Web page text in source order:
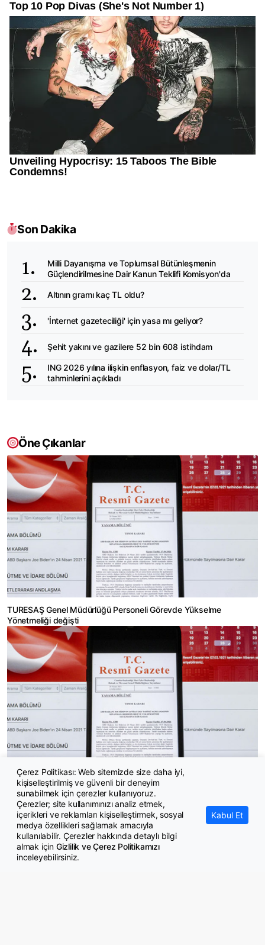
Son Dakika
Milli Dayanışma ve Toplumsal Bütünleşmenin
Güçlendirilmesine Dair Kanun Teklifi Komisyon'da
Altının gramı kaç TL oldu?
'İnternet gazeteciliği' için yasa mı geliyor?
Şehit yakını ve gazilere 52 bin 608 istihdam
ING 2026 yılına ilişkin enflasyon, faiz ve dolar/TL
tahminlerini açıkladı
Öne Çıkanlar
TURESAŞ Genel Müdürlüğü Personeli Görevde Yükselme
Yönetmeliği değişti
Jandarmada Görevli Memurların Görevde Yükselme Yönetmeliği
değişti
Çerez Politikası: Web sitemizde size daha iyi,
kişiselleştirilmiş ve güvenli bir deneyim
sunabilmek için çerezler kullanıyoruz.
Çerezler; site kullanımınızı analiz etmek,
içerikleri ve reklamları kişiselleştirmek, sosyal
medya özellikleri sağlamak amacıyla
kullanılabilir. Çerezler hakkında detaylı bilgi
almak için Gizlilik ve Çerez Politikamızı
inceleyebilirsiniz.
Kabul Et